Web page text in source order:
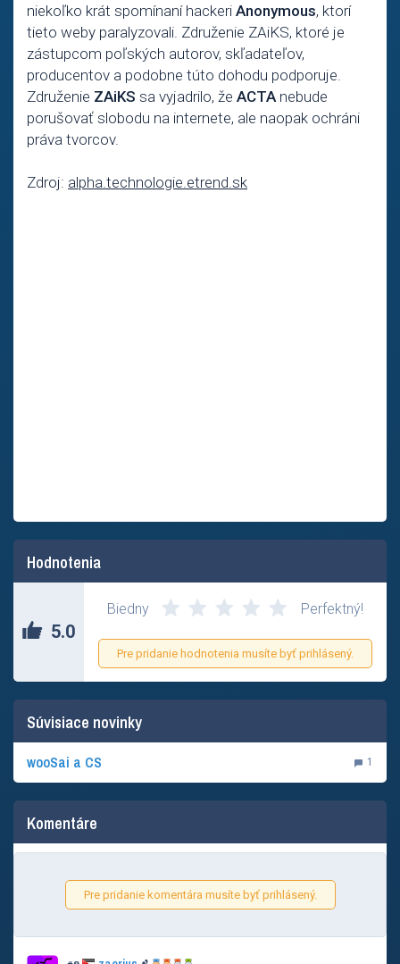
niekoľko krát spomínaní hackeri Anonymous, ktorí
tieto weby paralyzovali. Združenie ZAiKS, ktoré je
zástupcom poľských autorov, skľadateľov,
producentov a podobne túto dohodu podporuje.
Združenie ZAiKS sa vyjadrilo, že ACTAnebude
porušovať slobodu na internete, ale naopak ochráni
práva tvorcov.
Zdroj: alpha.technologie.etrend.sk
Hodnotenia
5.0
Biedny Perfektný!
Pre pridanie hodnotenia musíte byť prihlásený.
Súvisiace novinky
wooSai a CS 1
Komentáre
Pre pridanie komentára musíte byť prihlásený.